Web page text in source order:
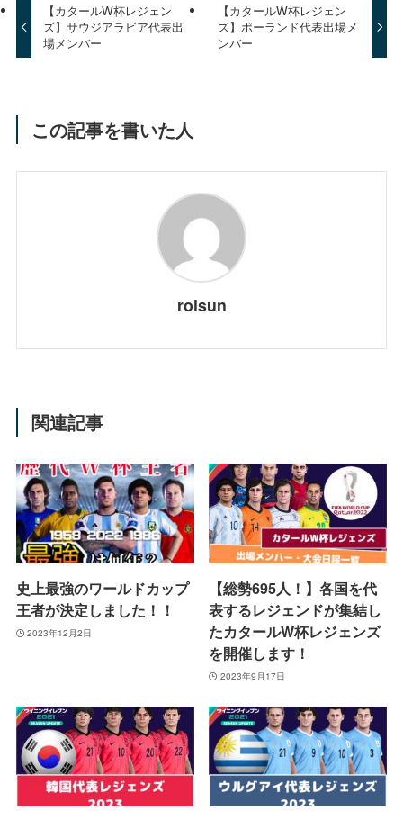
【カタールW杯レジェン
ズ】サウジアラビア代表出
場メンバー
【カタールW杯レジェン
ズ】ポーランド代表出場メ
ンバー
この記事を書いた人
roisun
関連記事
史上最強のワールドカップ
王者が決定しました！！
2023年12月2日
【総勢695人！】各国を代
表するレジェンドが集結し
たカタールW杯レジェンズ
を開催します！
2023年9月17日